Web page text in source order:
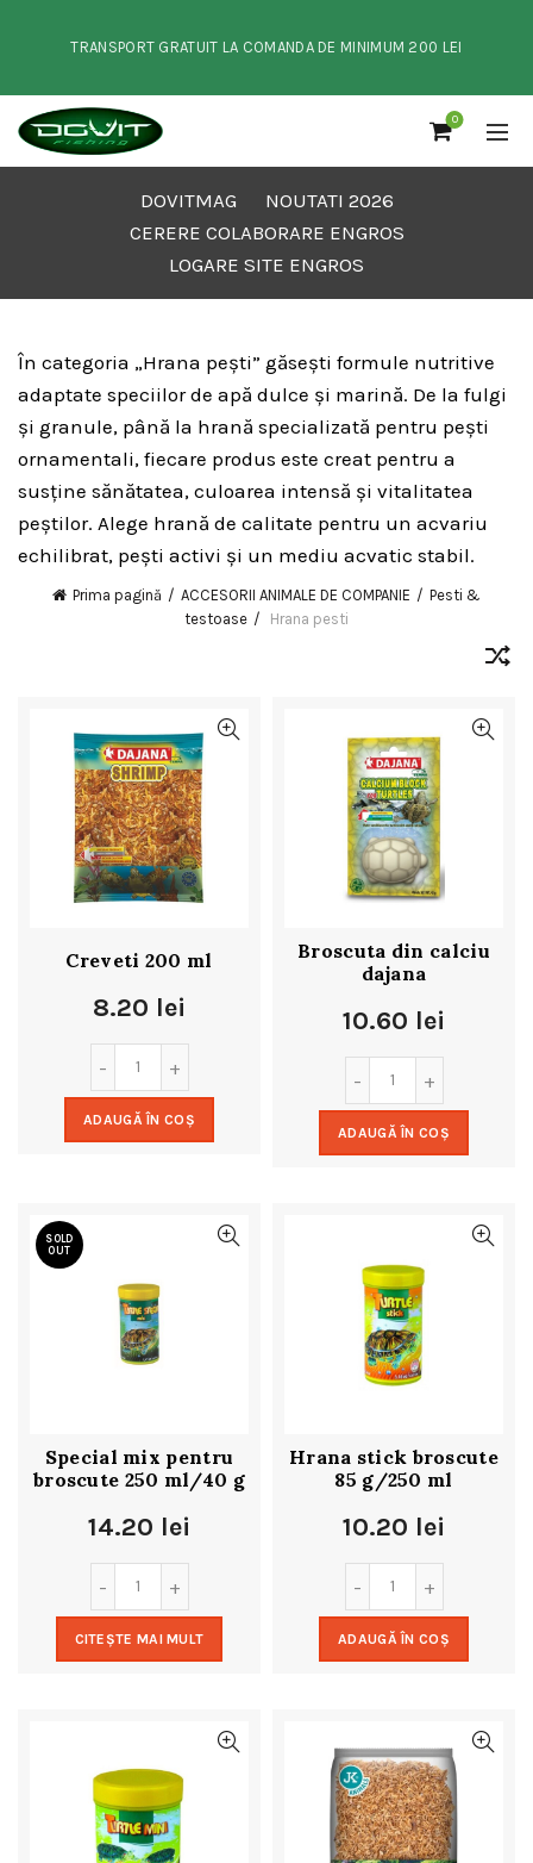
TRANSPORT GRATUIT LA COMANDA DE MINIMUM 200 LEI
0
DOVITMAG
NOUTATI 2026
CERERE COLABORARE ENGROS
LOGARE SITE ENGROS
În categoria „Hrana pești” găsești formule nutritive
adaptate speciilor de apă dulce și marină. De la fulgi
și granule, până la hrană specializată pentru pești
ornamentali, fiecare produs este creat pentru a
susține sănătatea, culoarea intensă și vitalitatea
peștilor. Alege hrană de calitate pentru un acvariu
echilibrat, pești activi și un mediu acvatic stabil.
Prima pagină ACCESORII ANIMALE DE COMPANIE
Pesti &
testoase
Hrana pesti
Creveti 200 ml
8.20 lei
ADAUGĂ ÎN COȘ
Broscuta din calciu
dajana
10.60 lei
ADAUGĂ ÎN COȘ
SOLD
OUT
Special mix pentru
broscute 250 ml/40 g
14.20 lei
CITEȘTE MAI MULT
Hrana stick broscute
85 g/250 ml
10.20 lei
ADAUGĂ ÎN COȘ